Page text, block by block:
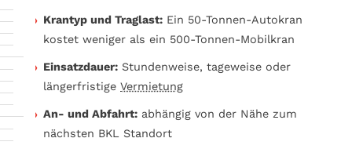
Krantyp und Traglast: Ein 50-Tonnen-Autokran
kostet weniger als ein 500-Tonnen-Mobilkran
Einsatzdauer: Stundenweise, tageweise oder
längerfristige Vermietung
An- und Abfahrt: abhängig von der Nähe zum
nächsten BKL Standort